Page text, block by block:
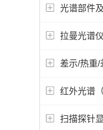
光谱部件
拉曼光谱仪
差示/热重/
红外光谱
扫描探针